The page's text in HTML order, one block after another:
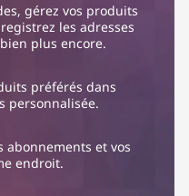
gérez vos produits
les adresses
plus encore.
préférés dans
personnalisée.
abonnements et vos
endroit.